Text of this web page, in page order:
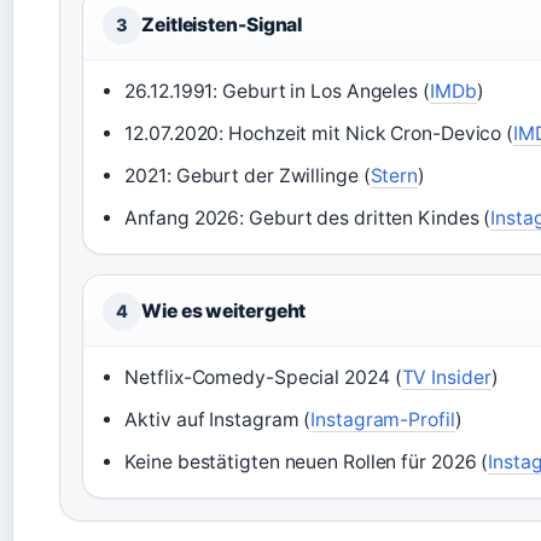
3 Zeitleisten-Signal
26.12.1991: Geburt in Los Angeles (IMDb)
12.07.2020: Hochzeit mit Nick Cron-Devico (
2021: Geburt der Zwillinge (Stern)
Anfang 2026: Geburt des dritten Kindes (
4 Wie es weitergeht
Netflix-Comedy-Special 2024 (TV Insider)
Aktiv auf Instagram (Instagram-Profil)
Keine bestätigten neuen Rollen für 2026 (